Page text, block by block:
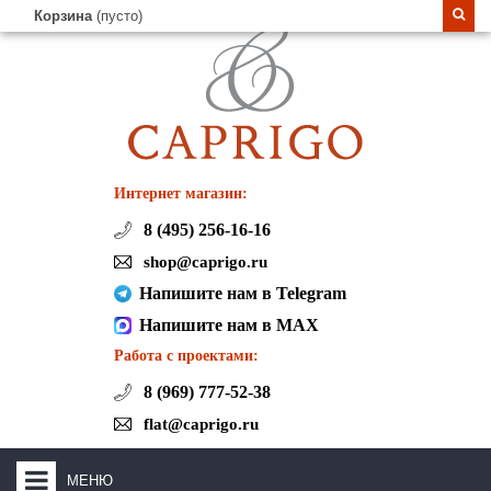
Корзина (пусто)
Интернет магазин:
8 (495) 256-16-16
shop@caprigo.ru
Напишите нам в Telegram
Напишите нам в MAX
Работа с проектами:
8 (969) 777-52-38
flat@caprigo.ru
МЕНЮ